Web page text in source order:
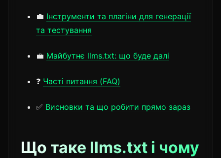
💼 Інструменти та плагіни для генерації
та тестування
💼 Майбутнє llms.txt: що буде далі
❓ Часті питання (FAQ)
✅ Висновки та що робити прямо зараз
Що таке llms.txt і чому